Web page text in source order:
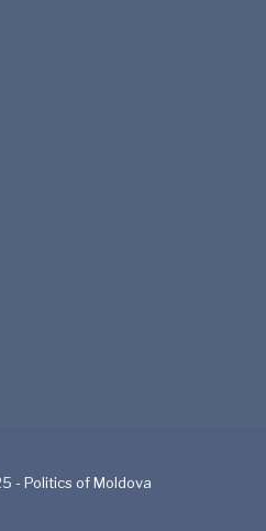
- Politics of Moldova